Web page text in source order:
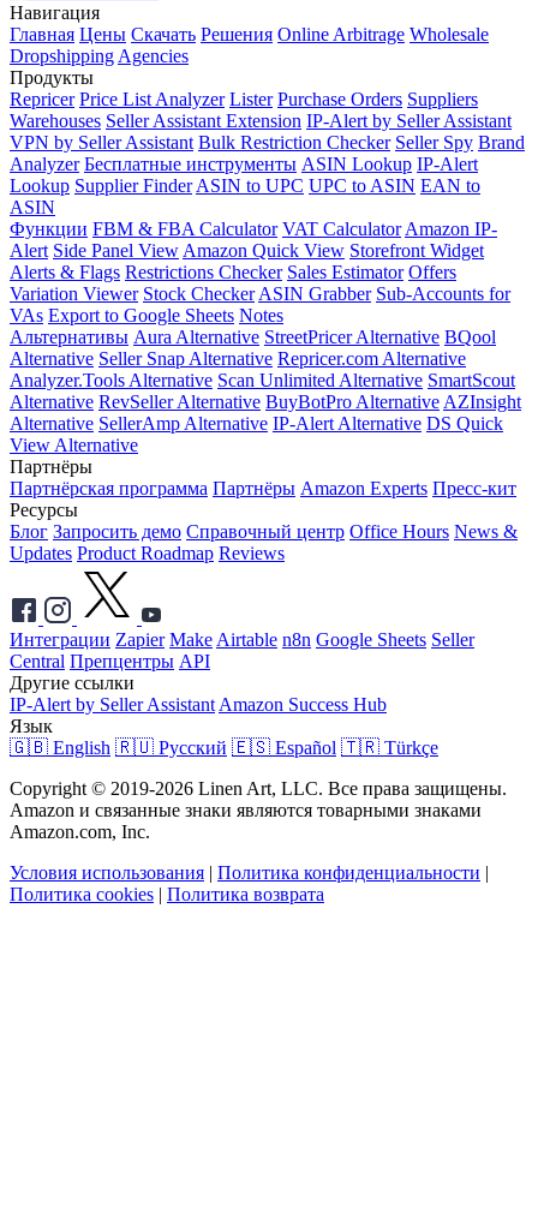
Навигация
Главная Цены Скачать Решения Online Arbitrage Wholesale
Dropshipping Agencies
Продукты
Repricer Price List Analyzer Lister Purchase Orders Suppliers
Warehouses Seller Assistant Extension IP-Alert by Seller Assistant
VPN by Seller Assistant Bulk Restriction Checker Seller Spy Brand
Analyzer Бесплатные инструменты ASIN Lookup IP-Alert
Lookup Supplier Finder ASIN to UPC UPC to ASIN EAN to
ASIN
Функции FBM & FBA Calculator VAT Calculator Amazon IP-
Alert Side Panel View Amazon Quick View Storefront Widget
Alerts & Flags Restrictions Checker Sales Estimator Offers
Variation Viewer Stock Checker ASIN Grabber Sub-Accounts for
VAs Export to Google Sheets Notes
Альтернативы Aura Alternative StreetPricer Alternative BQool
Alternative Seller Snap Alternative Repricer.com Alternative
Analyzer.Tools Alternative Scan Unlimited Alternative SmartScout
Alternative RevSeller Alternative BuyBotPro Alternative AZInsight
Alternative SellerAmp Alternative IP-Alert Alternative DS Quick
View Alternative
Партнёры
Партнёрская программа Партнёры Amazon Experts Пресс-кит
Ресурсы
Блог Запросить демо Справочный центр Office Hours News &
Updates Product Roadmap Reviews
Интеграции Zapier Make Airtable n8n Google Sheets Seller
Central Препцентры API
Другие ссылки
IP-Alert by Seller Assistant Amazon Success Hub
Язык
🇬🇧 English 🇷🇺 Русский 🇪🇸 Español 🇹🇷 Türkçe
Copyright © 2019-2026 Linen Art, LLC. Все права защищены.
Amazon и связанные знаки являются товарными знаками
Amazon.com, Inc.
Условия использования | Политика конфиденциальности |
Политика cookies | Политика возврата